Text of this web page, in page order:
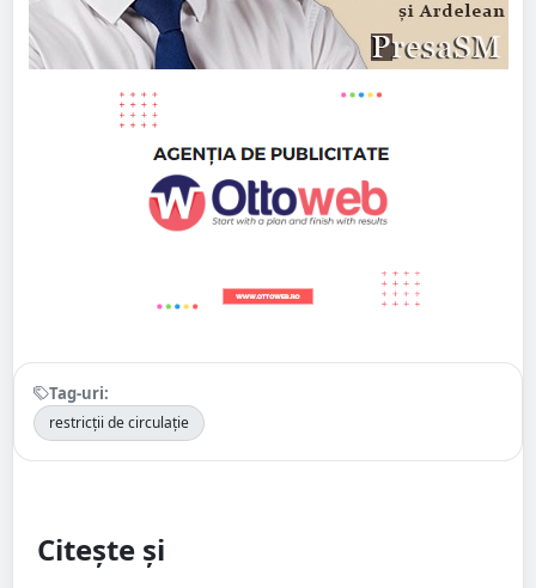
Tag-uri:
restricții de circulație
Citește și